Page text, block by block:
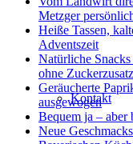
Kontakt
Metzger
Heiße Tassen,
Adventszeit
Natürliche
ohne Zuckerzusatz
Geräucherte
ausgewogen
Bequem ja – aber
Neue